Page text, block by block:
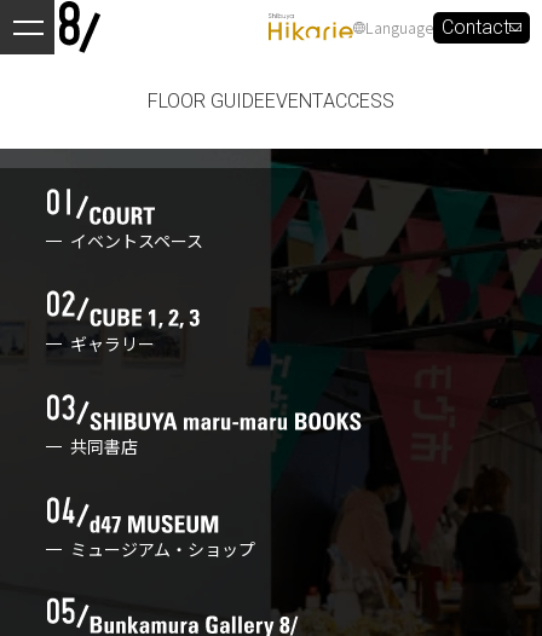
Language Contact
FLOOR GUIDEEVENTACCESS
イベントスペース
ギャラリー
共同書店
ミュージアム・ショップ